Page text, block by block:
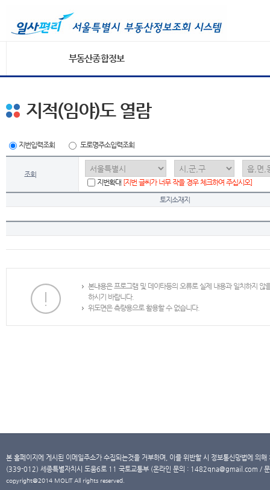
부동산종합정보
지적(임야)도 열람
지번입력조회 도로명주소입력조회
조회
지번확대 [지번 글씨가 너무 작을 경우 체크하여 주십시오]
토지소재지
본내용은 프로그램 및 데이타등의 오류로 실제 내용과 일치하지
하시기 바랍니다.
위도면은 측량용으로 활용할 수 없습니다.
본 홈페이지에 게시된 이메일주소가 수집되는것을 거부하며, 이를 위반할 시 정보통신망법에 의
(339-012) 세종특별자치시 도움6로 11 국토교통부 (온라인 문의 : 1482qna@gmail.com /
copyright@2014 MOLIT All rights reserved.